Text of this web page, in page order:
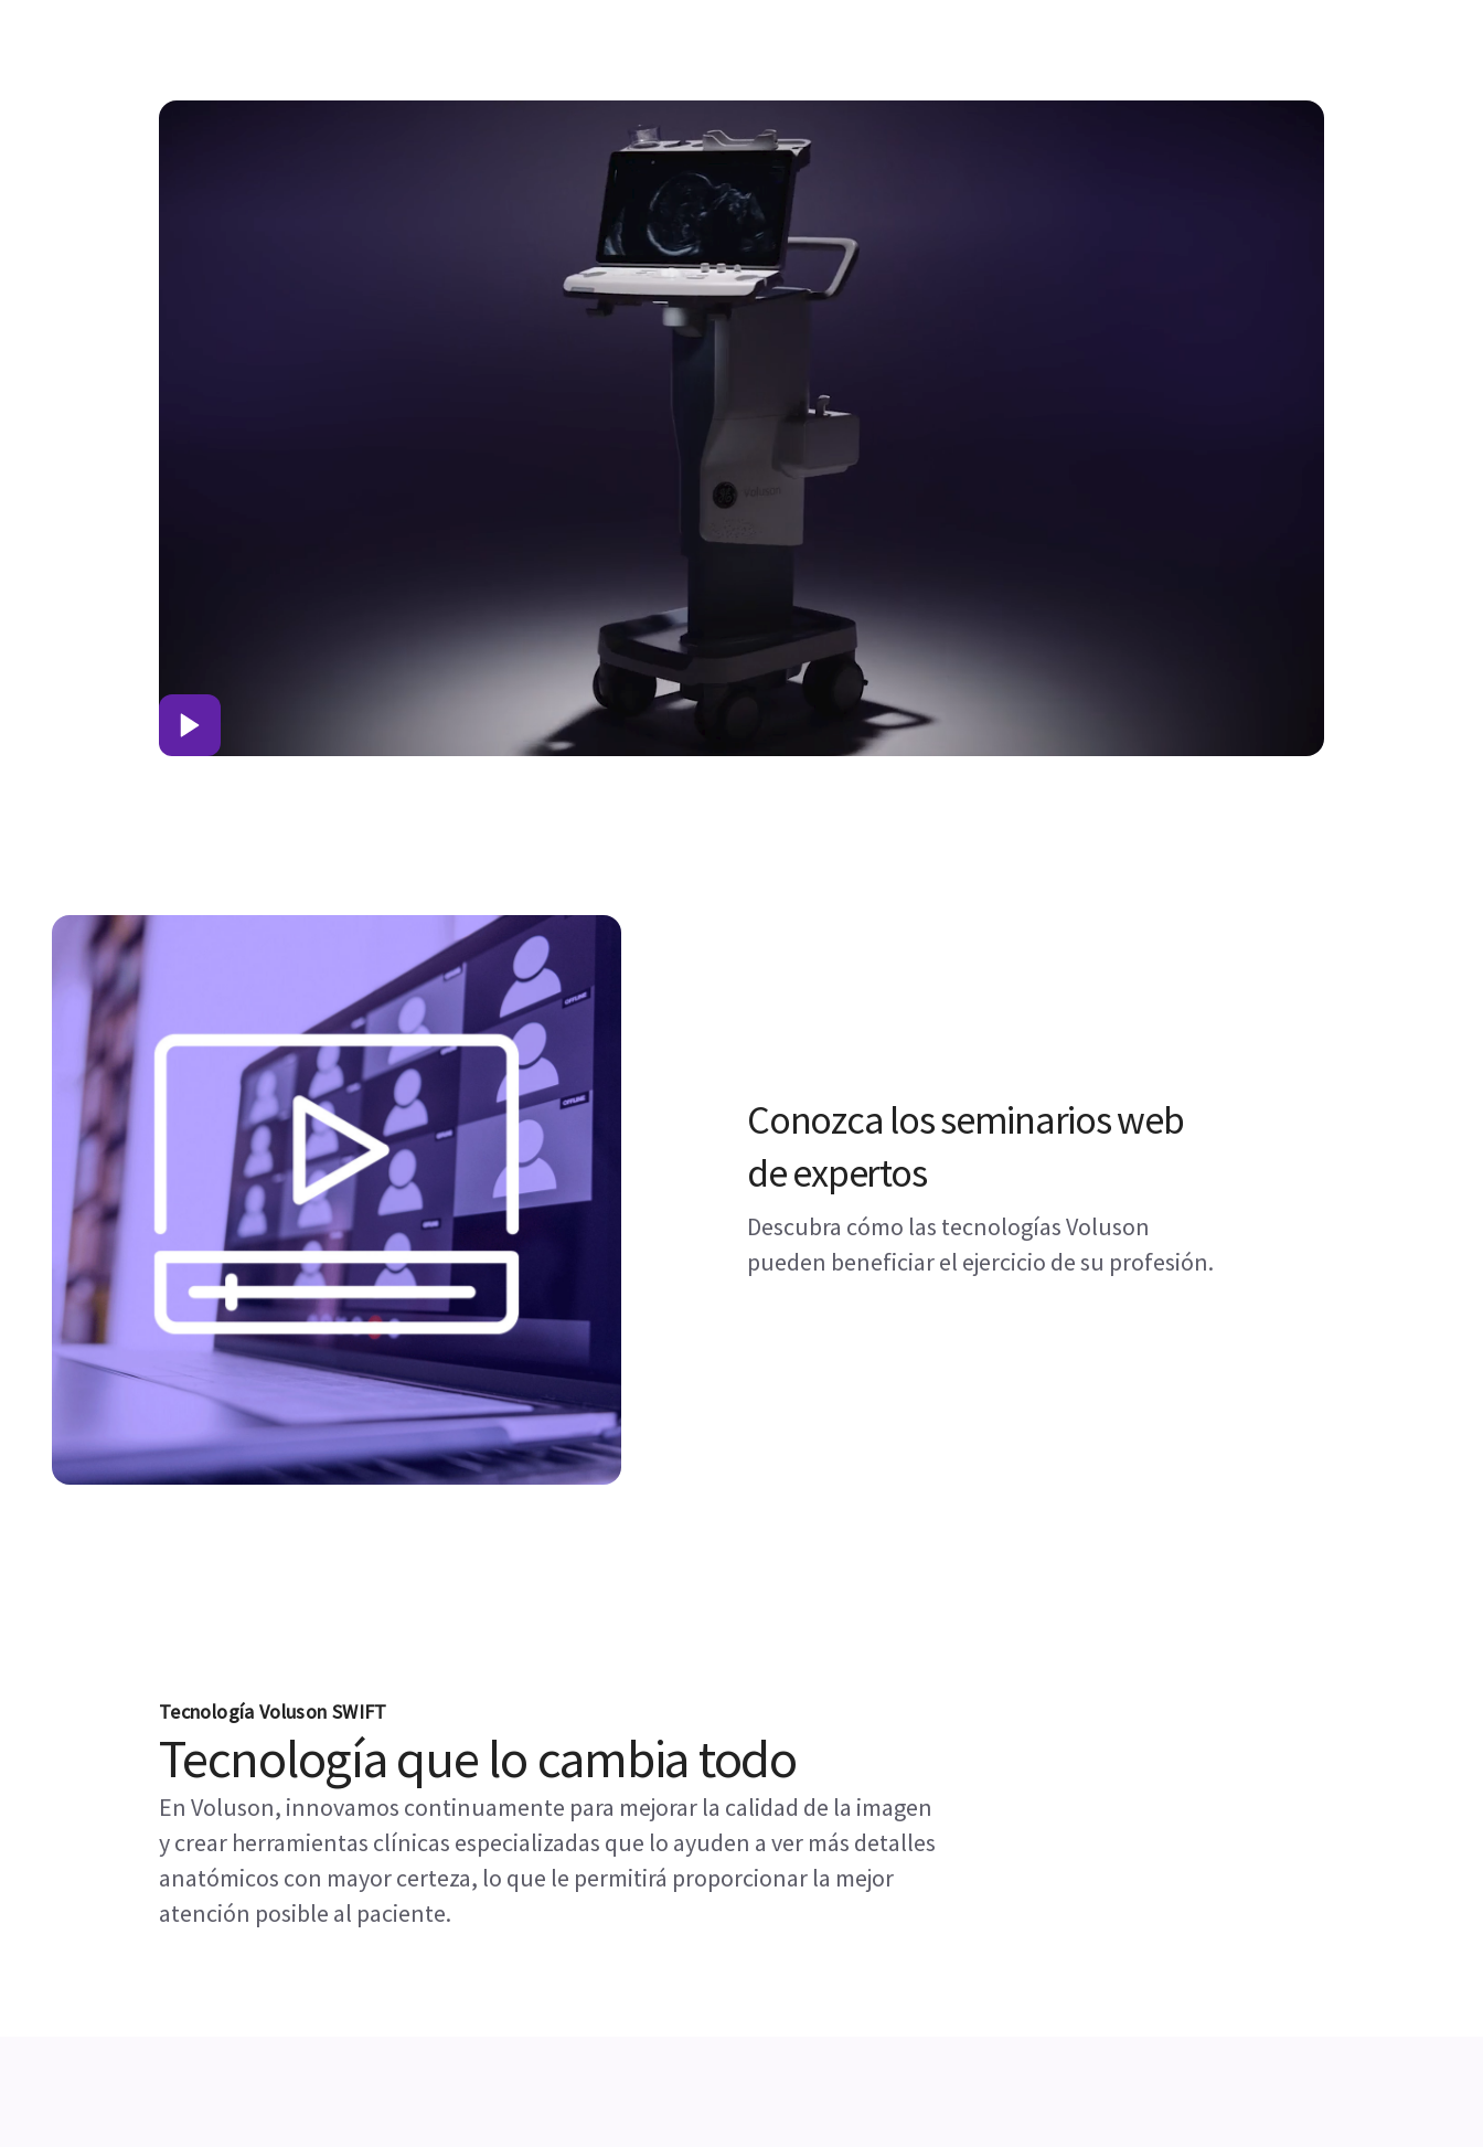
Conozca los seminarios web
de expertos
Descubra cómo las tecnologías Voluson
pueden beneficiar el ejercicio de su profesión.
Tecnología Voluson SWIFT
Tecnología que lo cambia todo
En Voluson, innovamos continuamente para mejorar la calidad de la imagen
y crear herramientas clínicas especializadas que lo ayuden a ver más detalles
anatómicos con mayor certeza, lo que le permitirá proporcionar la mejor
atención posible al paciente.